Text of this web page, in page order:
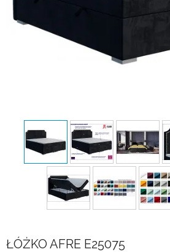
ŁÓŻKO AFRE E25075